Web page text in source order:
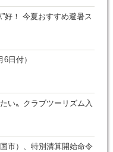
”好！ 今夏おすすめ避暑ス
日付）
い〟クラブツーリズム入
市）、特別清算開始命令